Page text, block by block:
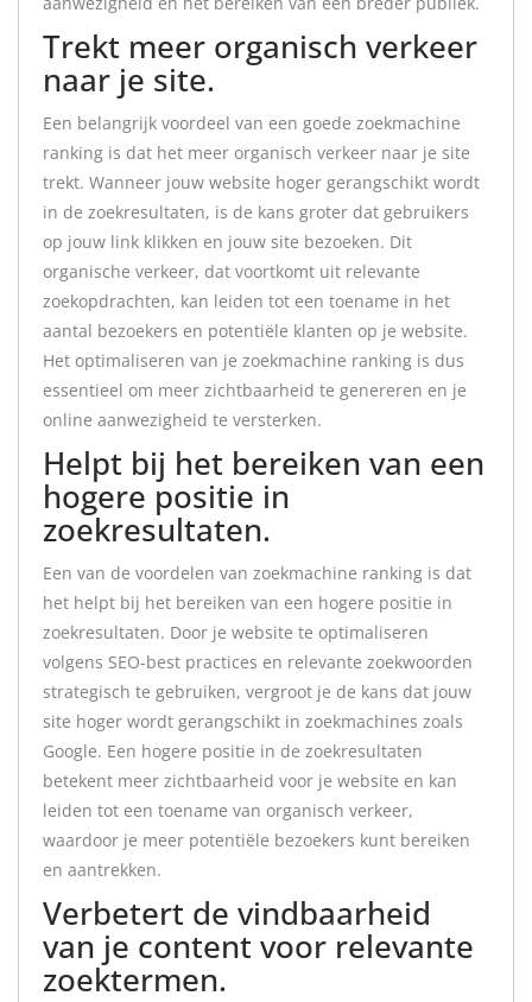
Trekt meer organisch verkeer
naar je site.
Een belangrijk voordeel van een goede zoekmachine
ranking is dat het meer organisch verkeer naar je site
trekt. Wanneer jouw website hoger gerangschikt wordt
in de zoekresultaten, is de kans groter dat gebruikers
op jouw link klikken en jouw site bezoeken. Dit
organische verkeer, dat voortkomt uit relevante
zoekopdrachten, kan leiden tot een toename in het
aantal bezoekers en potentiële klanten op je website.
Het optimaliseren van je zoekmachine ranking is dus
essentieel om meer zichtbaarheid te genereren en je
online aanwezigheid te versterken.
Helpt bij het bereiken van een
hogere positie in
zoekresultaten.
Een van de voordelen van zoekmachine ranking is dat
het helpt bij het bereiken van een hogere positie in
zoekresultaten. Door je website te optimaliseren
volgens SEO-best practices en relevante zoekwoorden
strategisch te gebruiken, vergroot je de kans dat jouw
site hoger wordt gerangschikt in zoekmachines zoals
Google. Een hogere positie in de zoekresultaten
betekent meer zichtbaarheid voor je website en kan
leiden tot een toename van organisch verkeer,
waardoor je meer potentiële bezoekers kunt bereiken
en aantrekken.
Verbetert de vindbaarheid
van je content voor relevante
zoektermen.